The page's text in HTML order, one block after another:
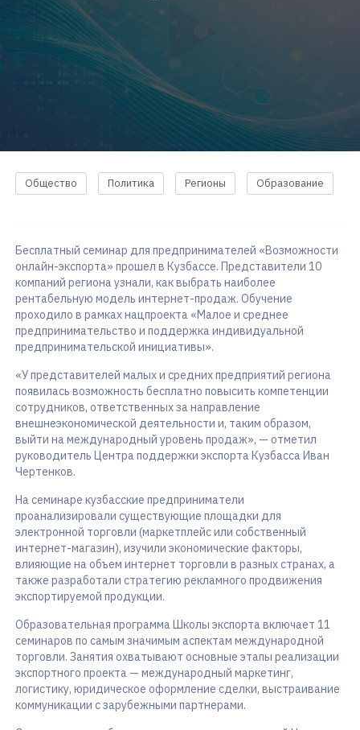
Общество Политика Регионы Образование
Бесплатный семинар для предпринимателей «Возможности
онлайн-экспорта» прошел в Кузбассе. Представители 10
компаний региона узнали, как выбрать наиболее
рентабельную модель интернет-продаж. Обучение
проходило в рамках нацпроекта «Малое и среднее
предпринимательство и поддержка индивидуальной
предпринимательской инициативы».
«У представителей малых и средних предприятий региона
появилась возможность бесплатно повысить компетенции
сотрудников, ответственных за направление
внешнеэкономической деятельности и, таким образом,
выйти на международный уровень продаж», — отметил
руководитель Центра поддержки экспорта Кузбасса Иван
Чертенков.
На семинаре кузбасские предприниматели
проанализировали существующие площадки для
электронной торговли (маркетплейс или собственный
интернет-магазин), изучили экономические факторы,
влияющие на объем интернет торговли в разных странах, а
также разработали стратегию рекламного продвижения
экспортируемой продукции.
Образовательная программа Школы экспорта включает 11
семинаров по самым значимым аспектам международной
торговли. Занятия охватывают основные этапы реализации
экспортного проекта — международный маркетинг,
логистику, юридическое оформление сделки, выстраивание
коммуникации с зарубежными партнерами.